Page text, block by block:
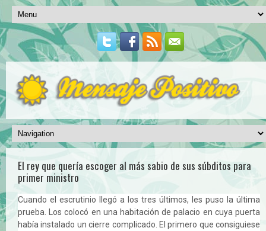
El rey que quería escoger al más sabio de sus súbditos para
primer ministro
Cuando el escrutinio llegó a los tres últimos, les puso la última
prueba. Los colocó en una habitación de palacio en cuya puerta
había instalado un cierre complicado. El primero que consiguiese